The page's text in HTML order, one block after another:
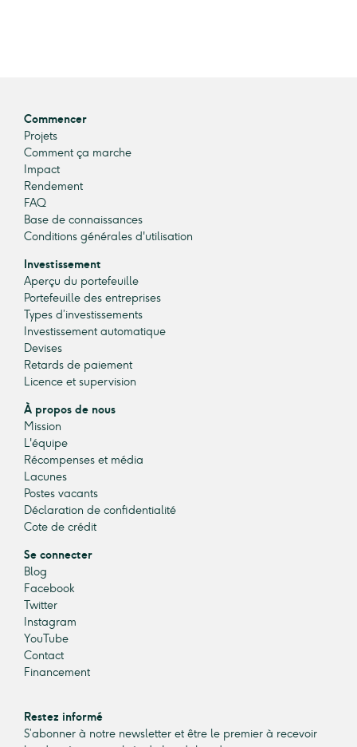
Commencer
Projets
Comment ça marche
Impact
Rendement
FAQ
Base de connaissances
Conditions générales d'utilisation
Investissement
Aperçu du portefeuille
Portefeuille des entreprises
Types d’investissements
Investissement automatique
Devises
Retards de paiement
Licence et supervision
À propos de nous
Mission
L'équipe
Récompenses et média
Lacunes
Postes vacants
Déclaration de confidentialité
Cote de crédit
Se connecter
Blog
Facebook
Twitter
Instagram
YouTube
Contact
Financement
Restez informé
S’abonner à notre newsletter et être le premier à recevoir